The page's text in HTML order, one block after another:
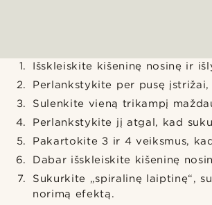
Išskleiskite kišeninę nosinę ir
Perlankstykite per pusę
Sulenkite vieną trikampį
Perlankstykite jį atgal, kad
Pakartokite 3 ir 4 veiksmus,
Dabar išskleiskite kišeninę
Sukurkite „spiralinę laiptinę“,
norimą efektą.